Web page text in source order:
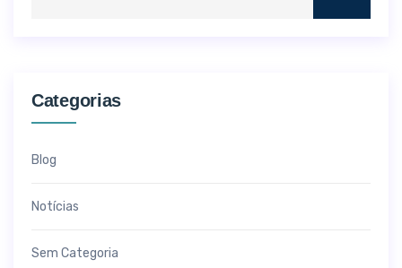
Categorias
Blog
Notícias
Sem Categoria